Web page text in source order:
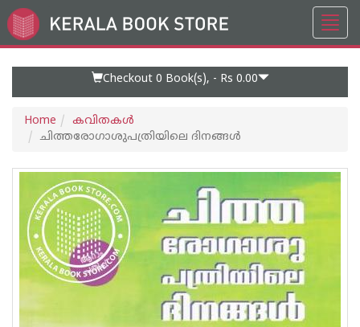
Go
to
Checkout 0 Book(s), - Rs 0.00
Home
കവിതകള്‍
ചിത്തരോഗാശുപത്രിയിലെ ദിനങ്ങള്‍